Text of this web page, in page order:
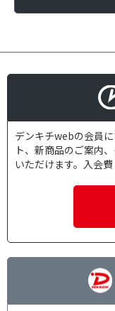
デンキチwebの会員
ト、新商品のご案内
いただけます。入会